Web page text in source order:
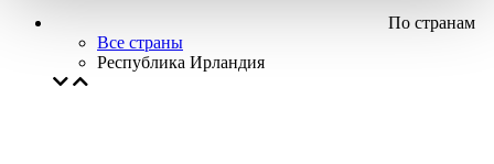
По странам
Все страны
Республика Ирландия